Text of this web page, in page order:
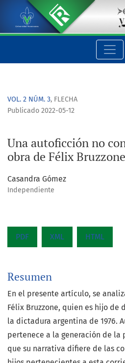
Una autoficción no convencional
VOL. 2 NÚM. 3, FLECHA
Una autoficción no
obra de Félix Bruzzone
Publicado 2022-05-12
Casandra Gómez
Independiente
PDF XML HTML
Resumen
En el presente artículo, se
Félix Bruzzone, quien es hijo de
la dictadura argentina de 1976.
pertenece a la generación de la
que su narrativa difiere de las